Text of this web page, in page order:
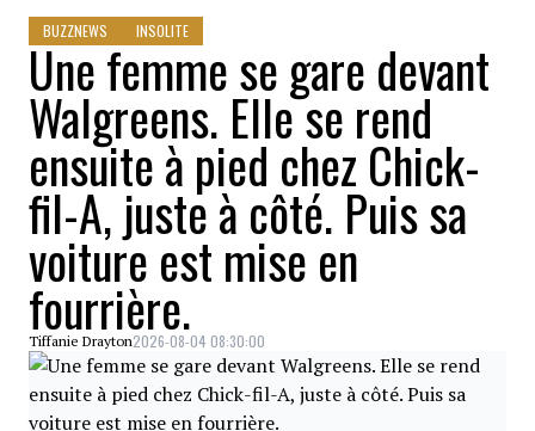
BUZZNEWS INSOLITE
Une femme se gare devant
Walgreens. Elle se rend
ensuite à pied chez Chick-
fil-A, juste à côté. Puis sa
voiture est mise en
fourrière.
Tiffanie Drayton2026-08-04 08:30:00